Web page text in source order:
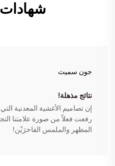
شهادات
جون سميث
نتائج مذهلة!
إن تصاميم الأغشية المعدنية
رفعت فعلاً من صورة علامتنا
المظهر والملمس الفاخرَيْن!